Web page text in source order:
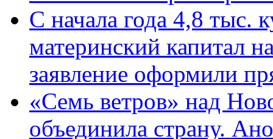
С начала года 4,8 тыс.
материнский капитал
заявление оформили
«Семь ветров» над
объединила страну.